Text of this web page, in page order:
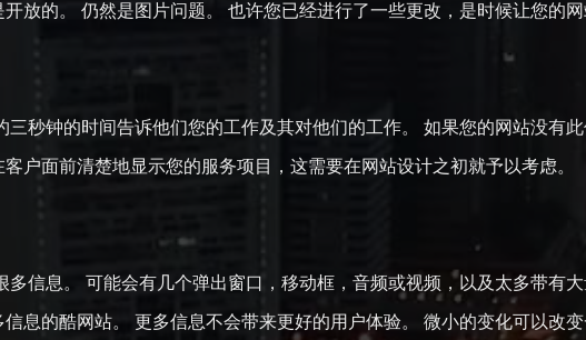
放的。 仍然是图片问题。 也许您已经进行了一些更改，是时候让您的网
秒钟的时间告诉他们您的工作及其对他们的工作。 如果您的网站没有
户面前清楚地显示您的服务项目，这需要在网站设计之初就予以考虑。
信息。 可能会有几个弹出窗口，移动框，音频或视频，以及太多带有
息的酷网站。 更多信息不会带来更好的用户体验。 微小的变化可以改变